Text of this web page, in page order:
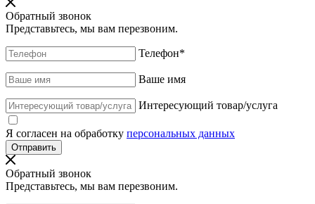
Обратный звонок
Представьтесь, мы вам перезвоним.
Телефон*
Ваше имя
Интересующий товар/услуга
Я согласен на обработку персональных данных
Обратный звонок
Представьтесь, мы вам перезвоним.